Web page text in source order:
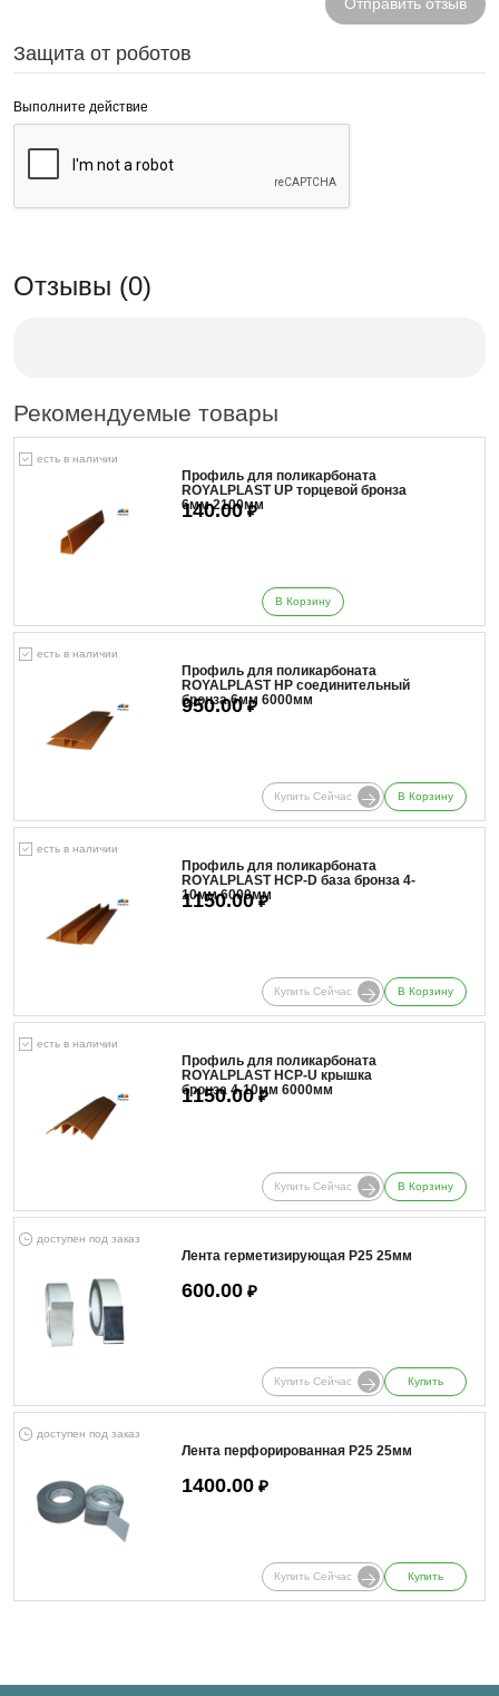
Отправить отзыв
Защита от роботов
Выполните действие
Отзывы (0)
Рекомендуемые товары
есть в наличии
Профиль для поликарбоната
ROYALPLAST UP торцевой бронза
6мм 2100мм
140.00₽
В Корзину
есть в наличии
Профиль для поликарбоната
ROYALPLAST HP соединительный
бронза 6мм 6000мм
950.00₽
Купить Сейчас В Корзину
есть в наличии
Профиль для поликарбоната
ROYALPLAST HCP-D база бронза 4-
10мм 6000мм
1150.00₽
Купить Сейчас В Корзину
есть в наличии
Профиль для поликарбоната
ROYALPLAST HCP-U крышка
бронза 4-10мм 6000мм
1150.00₽
Купить Сейчас В Корзину
доступен под заказ
Лента герметизирующая Р25 25мм
600.00 ₽
Купить Сейчас Купить
доступен под заказ
Лента перфорированная Р25 25мм
1400.00 ₽
Купить Сейчас Купить